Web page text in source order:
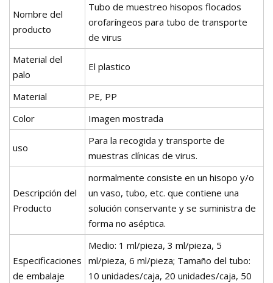
Nombre del
producto
Tubo de muestreo hisopos flocados
orofaríngeos para tubo de transporte
de virus
Material del
palo
El plastico
Material
PE, PP
Color
Imagen mostrada
uso
Para la recogida y transporte de
muestras clínicas de virus.
Descripción del
Producto
normalmente consiste en un hisopo y/o
un vaso, tubo, etc. que contiene una
solución conservante y se suministra de
forma no aséptica.
Especificaciones
de embalaje
Medio: 1 ml/pieza, 3 ml/pieza, 5
ml/pieza, 6 ml/pieza; Tamaño del tubo:
10 unidades/caja, 20 unidades/caja, 50